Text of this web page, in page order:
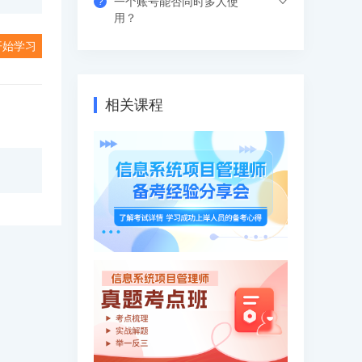
学习
习中心-视频课程菜单观看，有效期内随时
视频课程有效期是365天（具体参考产品
用？
备，超出数量自动踢出最早登录的设备。
相关课程